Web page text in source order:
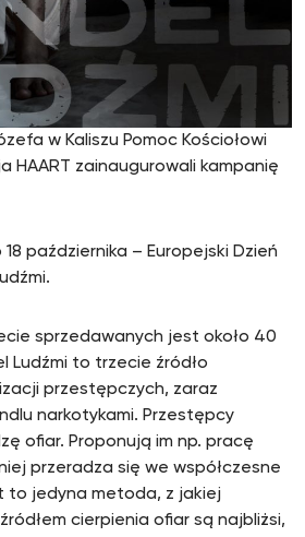
w Kaliszu Pomoc Kościołowi
HAART zainaugurowali kampanię
października – Europejski Dzień
sprzedawanych jest około 40
Ludźmi to trzecie źródło
przestępczych, zaraz
narkotykami. Przestępcy
ofiar. Proponują im np. pracę
przeradza się we współczesne
to jedyna metoda, z jakiej
cierpienia ofiar są najbliżsi,